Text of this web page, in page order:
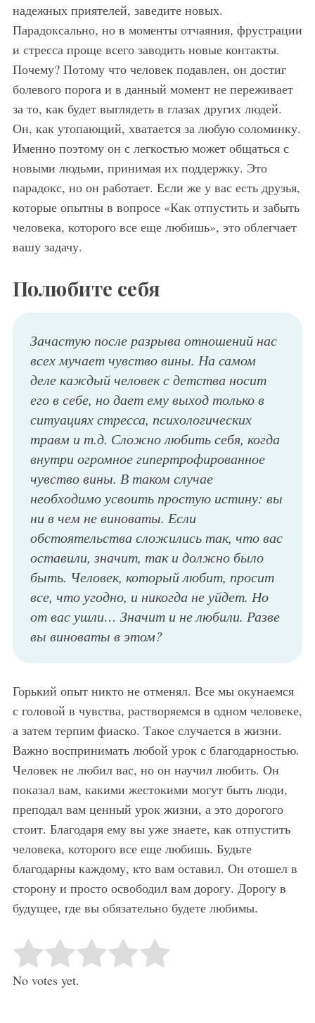
надежных приятелей, заведите новых.
Парадоксально, но в моменты отчаяния, фрустрации
и стресса проще всего заводить новые контакты.
Почему? Потому что человек подавлен, он достиг
болевого порога и в данный момент не переживает
за то, как будет выглядеть в глазах других людей.
Он, как утопающий, хватается за любую соломинку.
Именно поэтому он с легкостью может общаться с
новыми людьми, принимая их поддержку. Это
парадокс, но он работает. Если же у вас есть друзья,
которые опытны в вопросе «Как отпустить и забыть
человека, которого все еще любишь», это облегчает
вашу задачу.
Полюбите себя
Зачастую после разрыва отношений нас
всех мучает чувство вины. На самом
деле каждый человек с детства носит
его в себе, но дает ему выход только в
ситуациях стресса, психологических
травм и т.д. Сложно любить себя, когда
внутри огромное гипертрофированное
чувство вины. В таком случае
необходимо усвоить простую истину: вы
ни в чем не виноваты. Если
обстоятельства сложились так, что вас
оставили, значит, так и должно было
быть. Человек, который любит, просит
все, что угодно, и никогда не уйдет. Но
от вас ушли… Значит и не любили. Разве
вы виноваты в этом?
Горький опыт никто не отменял. Все мы окунаемся
с головой в чувства, растворяемся в одном человеке,
а затем терпим фиаско. Такое случается в жизни.
Важно воспринимать любой урок с благодарностью.
Человек не любил вас, но он научил любить. Он
показал вам, какими жестокими могут быть люди,
преподал вам ценный урок жизни, а это дорогого
стоит. Благодаря ему вы уже знаете, как отпустить
человека, которого все еще любишь. Будьте
благодарны каждому, кто вам оставил. Он отошел в
сторону и просто освободил вам дорогу. Дорогу в
будущее, где вы обязательно будете любимы.
Rate this item: Submit Rating
No votes yet.